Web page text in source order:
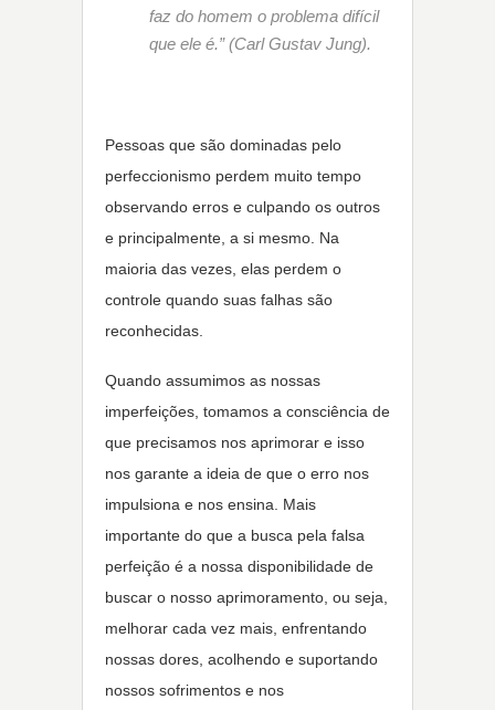
faz do homem o problema difícil
que ele é.” (Carl Gustav Jung).
Pessoas que são dominadas pelo
perfeccionismo perdem muito tempo
observando erros e culpando os outros
e principalmente, a si mesmo. Na
maioria das vezes, elas perdem o
controle quando suas falhas são
reconhecidas.
Quando assumimos as nossas
imperfeições, tomamos a consciência de
que precisamos nos aprimorar e isso
nos garante a ideia de que o erro nos
impulsiona e nos ensina. Mais
importante do que a busca pela falsa
perfeição é a nossa disponibilidade de
buscar o nosso aprimoramento, ou seja,
melhorar cada vez mais, enfrentando
nossas dores, acolhendo e suportando
nossos sofrimentos e nos